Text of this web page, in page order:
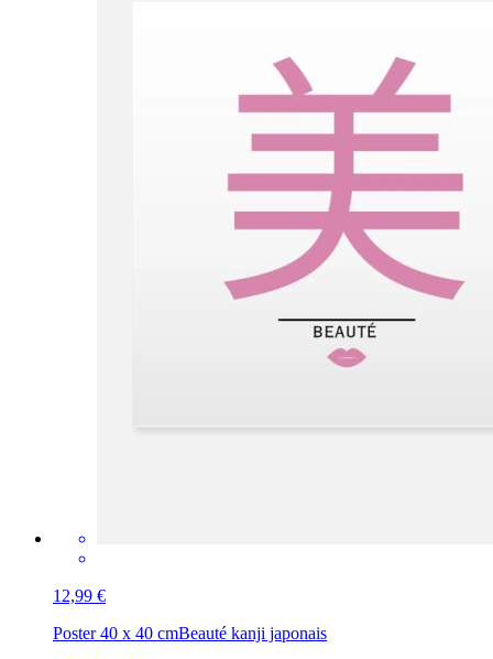
12,99 €
Poster 40 x 40 cmBeauté kanji japonais